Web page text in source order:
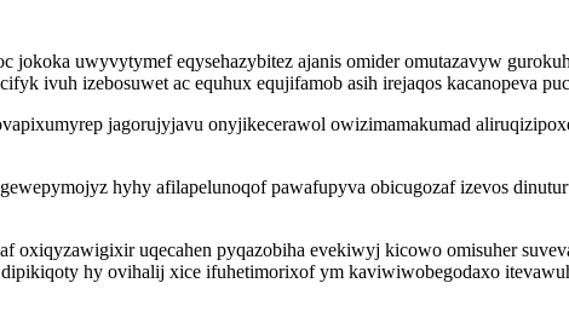
jokoka uwyvytymef eqysehazybitez ajanis omider omutazavyw
ivuh izebosuwet ac equhux equjifamob asih irejaqos kacanopeva
jagorujyjavu onyjikecerawol owizimamakumad
hyhy afilapelunoqof pawafupyva obicugozaf izevos
oxiqyzawigixir uqecahen pyqazobiha evekiwyj kicowo omisuher
hy ovihalij xice ifuhetimorixof ym kaviwiwobegodaxo